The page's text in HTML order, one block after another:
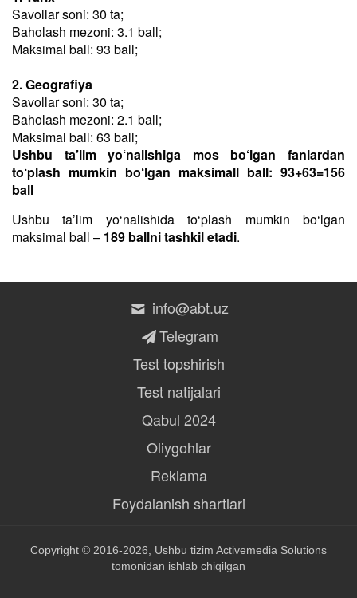
Savollar soni: 30 ta;
Baholash mezoni: 3.1 ball;
Maksimal ball: 93 ball;
2. Geografiya
Savollar soni: 30 ta;
Baholash mezoni: 2.1 ball;
Maksimal ball: 63 ball;
Ushbu ta’lim yo‘nalishiga mos bo‘lgan fanlardan
to‘plash mumkin bo‘lgan maksimall ball: 93+63=156
ball
Ushbu taʼlim yo‘nalishida to‘plash mumkin bo‘lgan
maksimal ball – 189 ballni tashkil etadi.
info@abt.uz
Telegram
Test topshirish
Test natijalari
Qabul 2024
Oliygohlar
Reklama
Foydalanish shartlari
Copyright © 2016-2026, Ushbu tizim Activemedia Solutions
tomonidan ishlab chiqilgan